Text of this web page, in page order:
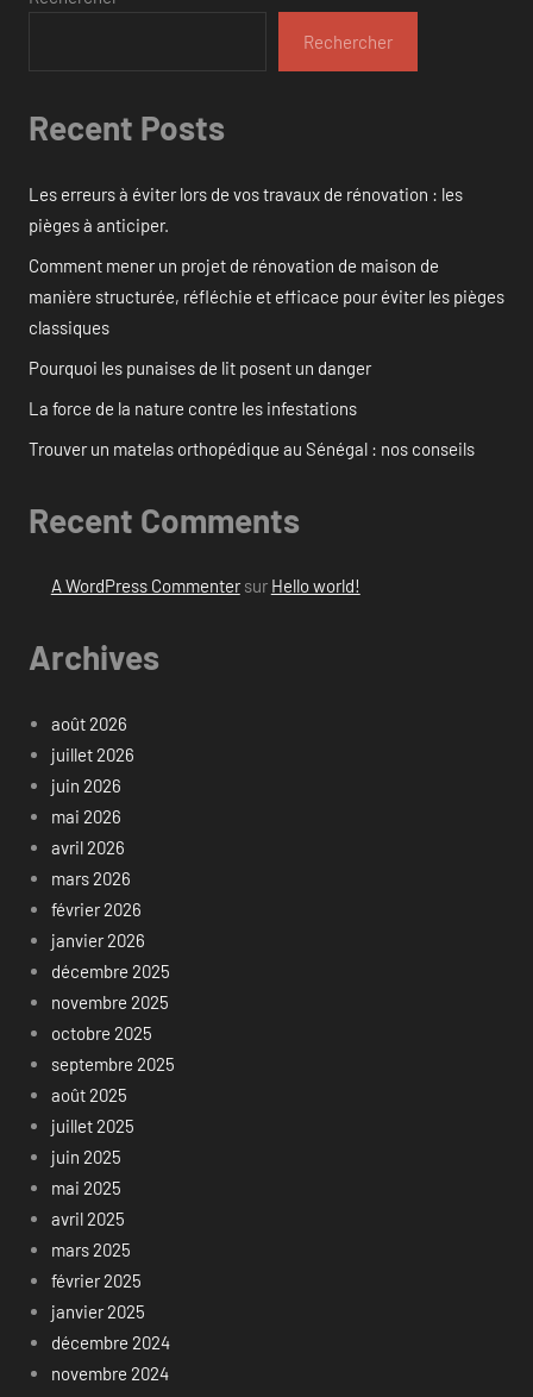
Rechercher
Recent Posts
Les erreurs à éviter lors de vos travaux de rénovation : les
pièges à anticiper.
Comment mener un projet de rénovation de maison de
manière structurée, réfléchie et efficace pour éviter les pièges
classiques
Pourquoi les punaises de lit posent un danger
La force de la nature contre les infestations
Trouver un matelas orthopédique au Sénégal : nos conseils
Recent Comments
A WordPress Commentersur Hello world!
Archives
août 2026
juillet 2026
juin 2026
mai 2026
avril 2026
mars 2026
février 2026
janvier 2026
décembre 2025
novembre 2025
octobre 2025
septembre 2025
août 2025
juillet 2025
juin 2025
mai 2025
avril 2025
mars 2025
février 2025
janvier 2025
décembre 2024
novembre 2024